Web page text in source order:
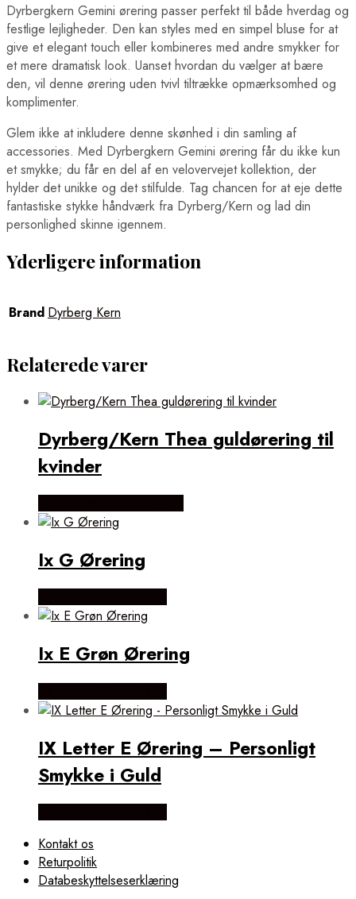
Dyrbergkern Gemini ørering passer perfekt til både hverdag og
festlige lejligheder. Den kan styles med en simpel bluse for at
give et elegant touch eller kombineres med andre smykker for
et mere dramatisk look. Uanset hvordan du vælger at bære
den, vil denne ørering uden tvivl tiltrække opmærksomhed og
komplimenter.
Glem ikke at inkludere denne skønhed i din samling af
accessories. Med Dyrbergkern Gemini ørering får du ikke kun
et smykke; du får en del af en velovervejet kollektion, der
hylder det unikke og det stilfulde. Tag chancen for at eje dette
fantastiske stykke håndværk fra Dyrberg/Kern og lad din
personlighed skinne igennem.
Yderligere information
Brand Dyrberg Kern
Relaterede varer
Dyrberg/Kern Thea guldørering til
kvinder
Ix G Ørering
Ix E Grøn Ørering
IX Letter E Ørering – Personligt
Smykke i Guld
Kontakt os
Returpolitik
Databeskyttelseserklæring